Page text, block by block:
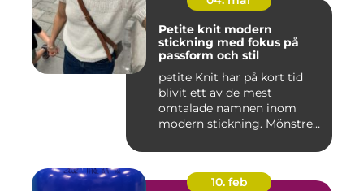
Petite knit modern
stickning med fokus på
passform och stil
petite Knit har på kort tid
blivit ett av de mest
omtalade namnen inom
modern stickning. Mönstren
10. feb